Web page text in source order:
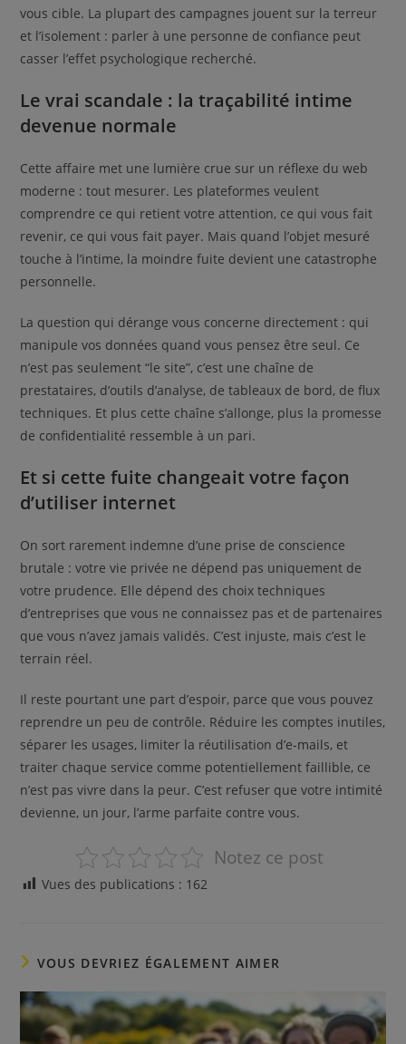
vous cible. La plupart des campagnes jouent sur la terreur
et l’isolement : parler à une personne de confiance peut
casser l’effet psychologique recherché.
Le vrai scandale : la traçabilité intime
devenue normale
Cette affaire met une lumière crue sur un réflexe du web
moderne : tout mesurer. Les plateformes veulent
comprendre ce qui retient votre attention, ce qui vous fait
revenir, ce qui vous fait payer. Mais quand l’objet mesuré
touche à l’intime, la moindre fuite devient une catastrophe
personnelle.
La question qui dérange vous concerne directement : qui
manipule vos données quand vous pensez être seul. Ce
n’est pas seulement “le site”, c’est une chaîne de
prestataires, d’outils d’analyse, de tableaux de bord, de flux
techniques. Et plus cette chaîne s’allonge, plus la promesse
de confidentialité ressemble à un pari.
Et si cette fuite changeait votre façon
d’utiliser internet
On sort rarement indemne d’une prise de conscience
brutale : votre vie privée ne dépend pas uniquement de
votre prudence. Elle dépend des choix techniques
d’entreprises que vous ne connaissez pas et de partenaires
que vous n’avez jamais validés. C’est injuste, mais c’est le
terrain réel.
Il reste pourtant une part d’espoir, parce que vous pouvez
reprendre un peu de contrôle. Réduire les comptes inutiles,
séparer les usages, limiter la réutilisation d’e-mails, et
traiter chaque service comme potentiellement faillible, ce
n’est pas vivre dans la peur. C’est refuser que votre intimité
devienne, un jour, l’arme parfaite contre vous.
Notez ce post
Vues des publications : 162
VOUS DEVRIEZ ÉGALEMENT AIMER